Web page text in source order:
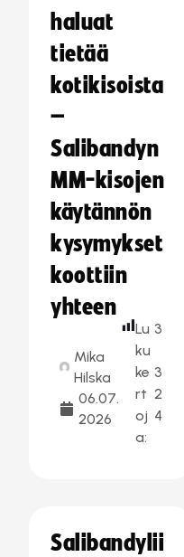
haluat
tietää
kotikisoista
–
Salibandyn
MM-kisojen
käytännön
kysymykset
koottiin
yhteen
Mika
Hilska
06.07.
2026
Lu
ku
ke
rt
oj
a:
3
3
2
4
Salibandylii